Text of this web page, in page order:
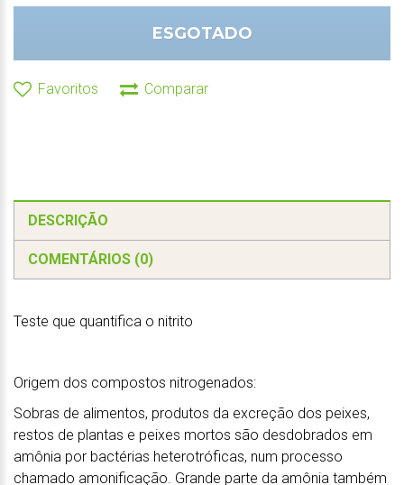
ESGOTADO
Favoritos Comparar
DESCRIÇÃO
COMENTÁRIOS (0)
Teste que quantifica o nitrito
Origem dos compostos nitrogenados:
Sobras de alimentos, produtos da excreção dos peixes,
restos de plantas e peixes mortos são desdobrados em
amônia por bactérias heterotróficas, num processo
chamado amonificação. Grande parte da amônia também